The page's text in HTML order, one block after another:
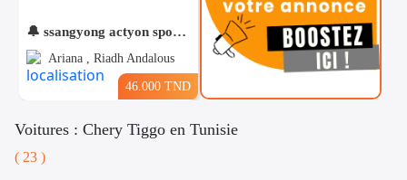
Voitures
🔔 ssangyong actyon sports 4wd
Ariana , Riadh Andalous
46.000 TND
Voitures : Chery Tiggo en Tunisie
( 23 )